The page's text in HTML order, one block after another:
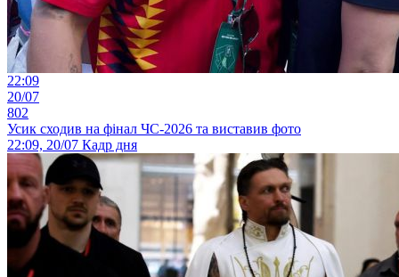
22:09
20/07
802
Усик сходив на фінал ЧС-2026 та виставив фото
22:09, 20/07 Кадр дня